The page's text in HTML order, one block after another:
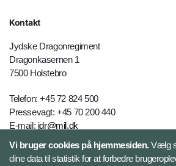
Kontakt
Jydske Dragonregiment
Dragonkasernen 1
7500 Holstebro
Telefon: +45 72 824 500
Pressevagt: +45 70 200 440
E-mail: jdr@mil.dk
Databeskyttelse
Vi bruger cookies på hjemmesiden.Vælg
dine data til statistik for at forbedre